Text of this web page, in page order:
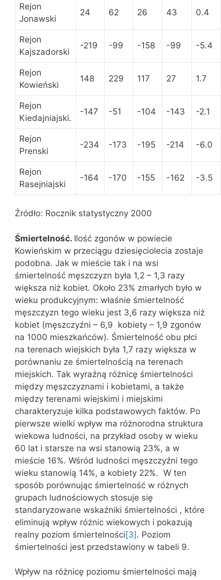
Rejon
Jonawski
24 62 26 43 0.4
Rejon
Kajszadorski
-219 -99 -158 -99 -5.4
Rejon
Kowieński
148 229 117 27 1.7
Rejon
Kiedajniajski.
-147 -51 -104 -143 -2.1
Rejon
Prenski
-234 -173 -195 -214 -6.0
Rejon
Rasejniajski
-164 -170 -155 -162 -3.5
Źródło: Rocznik statystyczny 2000
Śmiertelność. Ilość zgonów w powiecie
Kowieńskim w przeciągu dziesięciolecia zostaje
podobna. Jak w mieście tak i na wsi
śmiertelność męszczyzn była 1,2 – 1,3 razy
większa niż kobiet. Około 23% zmarłych było w
wieku produkcyjnym: właśnie śmiertelność
męszczyzn tego wieku jest 3,6 razy większa niż
kobiet (męszczyźni – 6,9 kobiety – 1,9 zgonów
na 1000 mieszkańców). Śmiertelność obu płci
na terenach wiejskich była 1,7 razy większa w
porównaniu ze śmiertelnością na terenach
miejskich. Tak wyraźną różnicę śmiertelności
między męszczyznami i kobietami, a także
między terenami wiejskimi i miejskimi
charakteryzuje kilka podstawowych faktów. Po
pierwsze wielki wpływ ma różnorodna struktura
wiekowa ludności, na przykład osoby w wieku
60 lat i starsze na wsi stanowią 23%, a w
mieście 16%. Wśród ludności męszczyźni tego
wieku stanowią 14%, a kobiety 22%. W ten
sposób porównując śmiertelność w różnych
grupach ludnościowych stosuje się
standaryzowane wskaźniki śmiertelności , które
eliminują wpływ różnic wiekowych i pokazują
realny poziom śmiertelności[3]. Poziom
śmiertelności jest przedstawiony w tabeli 9.
Wpływ na różnicę poziomu śmiertelności mają